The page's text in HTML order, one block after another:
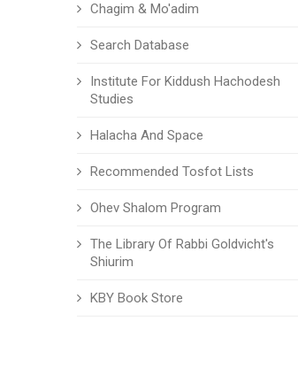
Chagim & Mo'adim
Search Database
Institute For Kiddush Hachodesh
Studies
Halacha And Space
Recommended Tosfot Lists
Ohev Shalom Program
The Library Of Rabbi Goldvicht's
Shiurim
KBY Book Store